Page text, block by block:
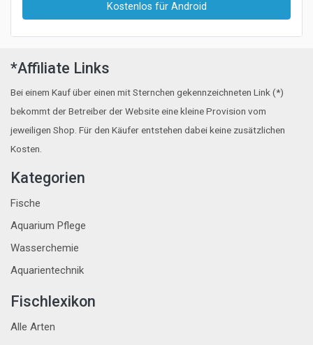
Kostenlos für Android
*Affiliate Links
Bei einem Kauf über einen mit Sternchen gekennzeichneten Link (*)
bekommt der Betreiber der Website eine kleine Provision vom
jeweiligen Shop. Für den Käufer entstehen dabei keine zusätzlichen
Kosten.
Kategorien
Fische
Aquarium Pflege
Wasserchemie
Aquarientechnik
Fischlexikon
Alle Arten